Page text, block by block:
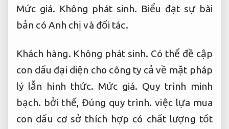
Mức giá. Không phát sinh. Biểu đạt sự bài
bản có Anh chị và đối tác.
Khách hàng. Không phát sinh. Có thể đề cập
con dấu đại diện cho công ty cả về mặt pháp
lý lẫn hình thức. Mức giá. Quy trình minh
bạch. bởi thế, Đúng quy trình. việc lựa mua
con dấu cơ sở thích hợp có chất lượng tốt